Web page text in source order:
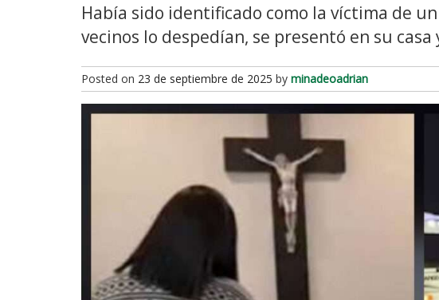
Había sido identificado como la víctima de
vecinos lo despedían, se presentó en su
Posted on 23 de septiembre de 2025 by minadeoadrian